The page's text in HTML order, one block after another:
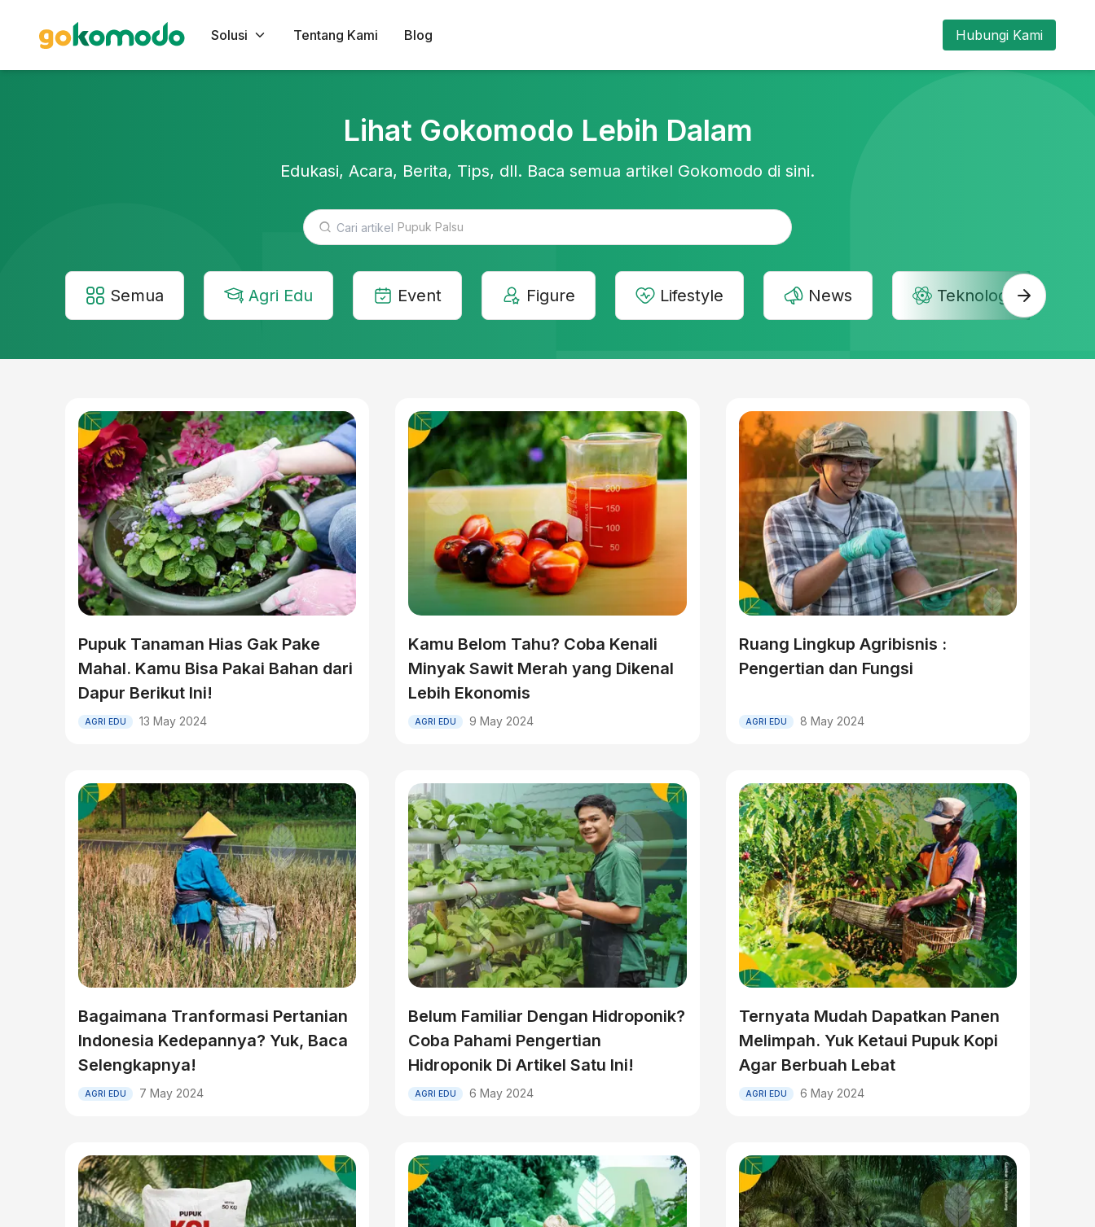
Solusi Tentang Kami Blog Hubungi Kami
Lihat Gokomodo Lebih Dalam
Edukasi, Acara, Berita, Tips, dll. Baca semua artikel Gokomodo di sini.
Pupuk Palsu
Semua Agri Edu Event Figure Lifestyle News Teknologi
Pupuk Tanaman Hias Gak Pake
Mahal. Kamu Bisa Pakai Bahan dari
Dapur Berikut Ini!
AGRI EDU 13 May 2024
Kamu Belom Tahu? Coba Kenali
Minyak Sawit Merah yang Dikenal
Lebih Ekonomis
AGRI EDU 9 May 2024
Ruang Lingkup Agribisnis :
Pengertian dan Fungsi
AGRI EDU 8 May 2024
Bagaimana Tranformasi Pertanian
Indonesia Kedepannya? Yuk, Baca
Selengkapnya!
AGRI EDU 7 May 2024
Belum Familiar Dengan Hidroponik?
Coba Pahami Pengertian
Hidroponik Di Artikel Satu Ini!
AGRI EDU 6 May 2024
Ternyata Mudah Dapatkan Panen
Melimpah. Yuk Ketaui Pupuk Kopi
Agar Berbuah Lebat
AGRI EDU 6 May 2024